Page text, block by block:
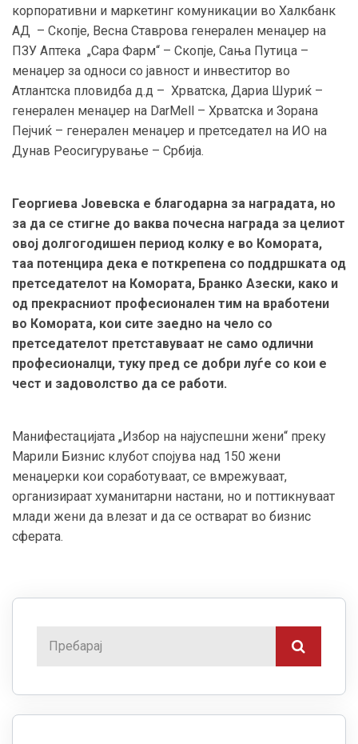
корпоративни и маркетинг комуникации во Халкбанк
АД – Скопје, Весна Ставрова генерален менаџер на
ПЗУ Аптека „Сара Фарм“ – Скопје, Сања Путица –
менаџер за односи со јавност и инвеститор во
Атлантска пловидба д.д – Хрватска, Дариа Шуриќ –
генерален менаџер на DarMell – Хрватска и Зорана
Пејчиќ – генерален менаџер и претседател на ИО на
Дунав Реосигурување – Србија.
Георгиева Јовевска е благодарна за наградата, но
за да се стигне до ваква почесна награда за целиот
овој долгогодишен период колку е во Комората,
таа потенцира дека е поткрепена со поддршката од
претседателот на Комората, Бранко Азески, како и
од прекрасниот професионален тим на вработени
во Комората, кои сите заедно на чело со
претседателот претставуваат не само одлични
професионалци, туку пред се добри луѓе со кои е
чест и задоволство да се работи.
Манифестацијата „Избор на најуспешни жени“ преку
Марили Бизнис клубот спојува над 150 жени
менаџерки кои соработуваат, се вмрежуваат,
организираат хуманитарни настани, но и поттикнуваат
млади жени да влезат и да се остварат во бизнис
сферата.